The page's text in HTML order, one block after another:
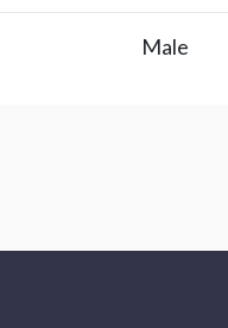
Male